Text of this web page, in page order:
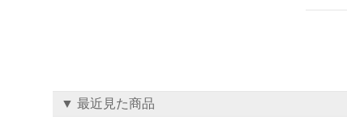
▼ 最近見た商品